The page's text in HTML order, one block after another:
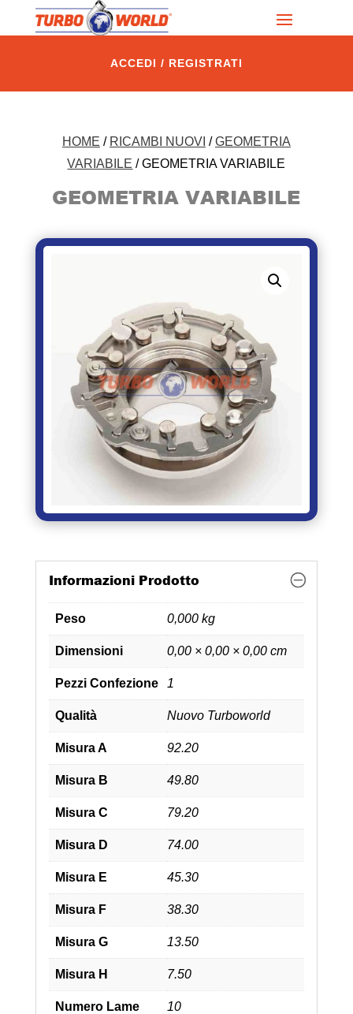
ACCEDI / REGISTRATI
HOME / RICAMBI NUOVI /GEOMETRIA
VARIABILE / GEOMETRIA VARIABILE
GEOMETRIA VARIABILE
Informazioni Prodotto
Peso 0,000 kg
Dimensioni 0,00 × 0,00 × 0,00 cm
Pezzi Confezione 1
Qualità Nuovo Turboworld
Misura A 92.20
Misura B 49.80
Misura C 79.20
Misura D 74.00
Misura E 45.30
Misura F 38.30
Misura G 13.50
Misura H 7.50
Numero Lame 10